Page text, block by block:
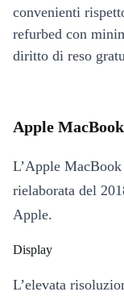
convenienti
refurbed con
diritto di reso
Apple
L’Apple
rielaborata del
Apple.
Display
L’elevata